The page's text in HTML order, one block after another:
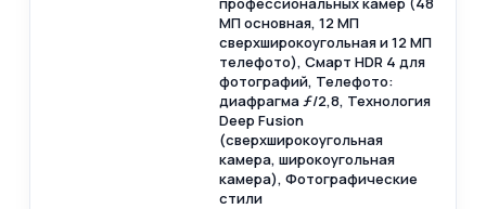
МП основная, 12 МП
сверхширокоугольная и 12 МП
телефото), Смарт HDR 4 для
фотографий, Телефото:
диафрагма ƒ/2,8, Технология
Deep Fusion
(сверхширокоугольная
камера, широкоугольная
камера), Фотографические
стили